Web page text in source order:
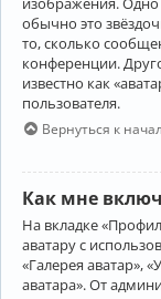
обычно это
то, сколько
конференции.
известно как
пользователя.
Вернуться к
Как мне
На вкладке
аватару с
«Галерея аватар»,
аватара». От